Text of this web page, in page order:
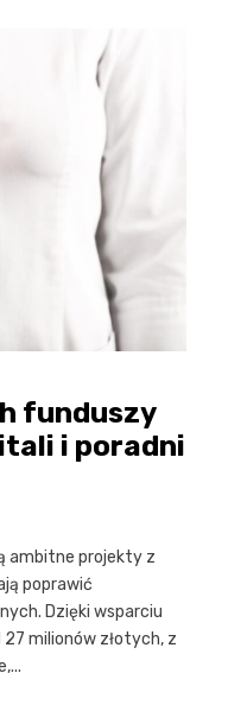
funduszy
i poradni
ambitne projekty z
poprawić
Dzięki wsparciu
milionów złotych, z